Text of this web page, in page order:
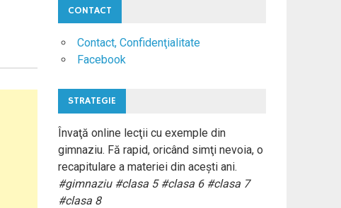
CONTACT
Contact, Confidenţialitate
Facebook
STRATEGIE
Învaţă online lecţii cu exemple din
gimnaziu. Fă rapid, oricând simţi nevoia, o
recapitulare a materiei din aceşti ani.
#gimnaziu #clasa 5 #clasa 6 #clasa 7
#clasa 8